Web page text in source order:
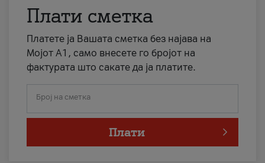
Плати сметка
Платете ја Вашата сметка без најава на
Мојот А1, само внесете го бројот на
фактурата што сакате да ја платите.
Број на сметка
Плати